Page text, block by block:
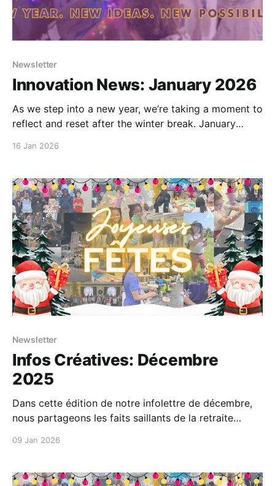
Newsletter
Innovation News: January 2026
As we step into a new year, we’re taking a moment to
reflect and reset after the winter break. January
look ahead and prepare for what’s coming next...
16 Jan 2026
Newsletter
Infos Créatives: Décembre
2025
Dans cette édition de notre infolettre de décembre,
nous partageons les faits saillants de la retraite
disponible en précommande...
09 Jan 2026